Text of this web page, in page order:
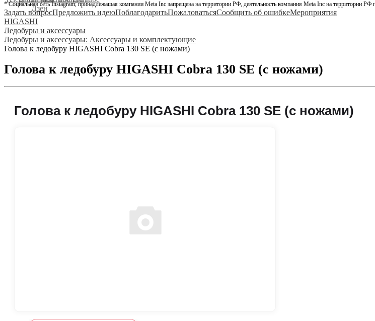
* Социальная сеть Instagram, принадлежащая компании Meta Inc запрещена на территории РФ, деятельность компания Meta Inc на территории РФ
Задать вопросПредложить идеюПоблагодаритьПожаловатьсяСообщить об ошибкеМероприятия
HIGASHI
Ледобуры и аксессуары
Ледобуры и аксессуары: Аксессуары и комплектующие
Голова к ледобуру HIGASHI Cobra 130 SE (с ножами)
Голова к ледобуру HIGASHI Cobra 130 SE (с ножами)
Голова к ледобуру HIGASHI Cobra 130 SE (с ножами)